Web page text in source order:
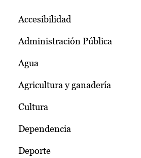
Accesibilidad
Administración Pública
Agua
Agricultura y ganadería
Cultura
Dependencia
Deporte